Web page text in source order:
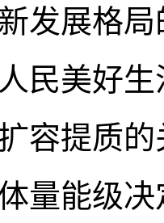
展格局
美好生
提质的
能级决